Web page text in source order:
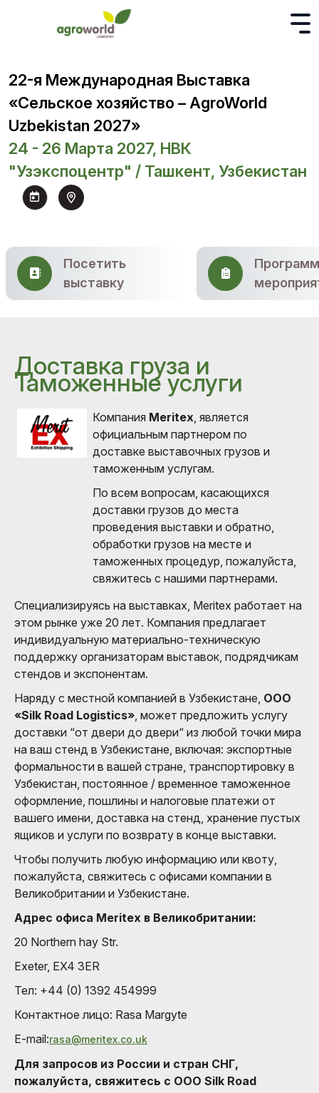
22-я Международная Выставка
«Сельское хозяйство – AgroWorld
Uzbekistan 2027»
24 - 26 Марта 2027, НВК
"Узэкспоцентр" / Ташкент, Узбекистан
Посетить
выставку
Доставка груза и
Таможенные услуги
Компания Meritex , является
официальным партнером по
доставке выставочных грузов и
таможенным услугам.
По всем вопросам, касающихся
доставки грузов до места
проведения выставки и обратно,
обработки грузов на месте и
таможенных процедур, пожалуйста,
свяжитесь с нашими партнерами.
Специализируясь на выставках, Meritex работает на
этом рынке уже 20 лет. Компания предлагает
индивидуальную материально-техническую
поддержку организаторам выставок, подрядчикам
стендов и экспонентам.
Наряду с местной компанией в Узбекистане, ООО
«Silk Road Logistics» , может предложить услугу
доставки “от двери до двери“ из любой точки мира
на ваш стенд в Узбекистане, включая: экспортные
формальности в вашей стране, транспортировку в
Узбекистан, постоянное / временное таможенное
оформление, пошлины и налоговые платежи от
вашего имени, доставка на стенд, хранение пустых
ящиков и услуги по возврату в конце выставки.
Чтобы получить любую информацию или квоту,
пожалуйста, свяжитесь с офисами компании в
Великобритании и Узбекистане.
Адрес офиса Meritex в Великобритании:
20 Northern hay Str.
Exeter, EX4 3ER
Тел: +44 (0) 1392 454999
Контактное лицо: Rasa Margyte
E-mail:rasa@meritex.co.uk
Для запросов из России и стран СНГ,
пожалуйста, свяжитесь с OOO Silk Road